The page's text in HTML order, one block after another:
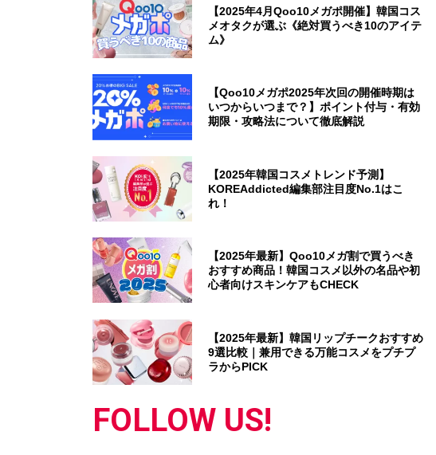
【2025年4月Qoo10メガポ開催】韓国コス
メオタクが選ぶ《絶対買うべき10のアイテ
ム》
【Qoo10メガポ2025年次回の開催時期は
いつからいつまで？】ポイント付与・有効
期限・攻略法について徹底解説
【2025年韓国コスメトレンド予測】
KOREAddicted編集部注目度No.1はこ
れ！
【2025年最新】Qoo10メガ割で買うべき
おすすめ商品！韓国コスメ以外の名品や初
心者向けスキンケアもCHECK
【2025年最新】韓国リップチークおすすめ
9選比較｜兼用できる万能コスメをプチプ
ラからPICK
FOLLOW US!